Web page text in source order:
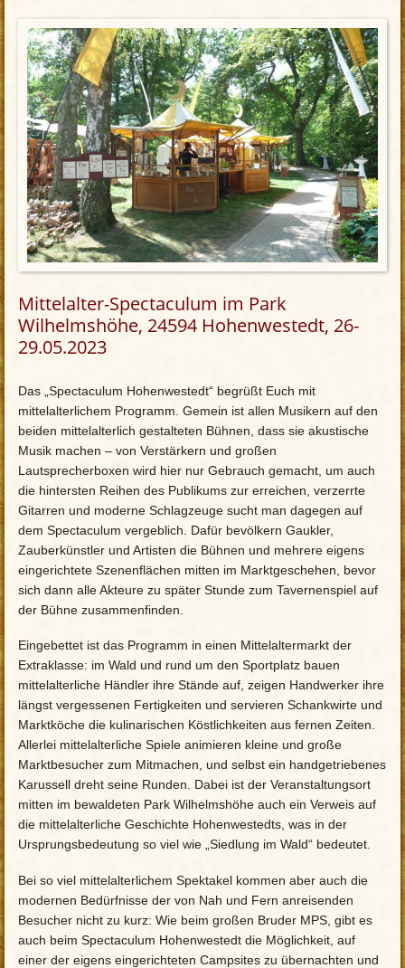
Mittelalter-Spectaculum im Park
Wilhelmshöhe, 24594 Hohenwestedt, 26-
29.05.2023
Das „Spectaculum Hohenwestedt“ begrüßt Euch mit
mittelalterlichem Programm. Gemein ist allen Musikern auf den
beiden mittelalterlich gestalteten Bühnen, dass sie akustische
Musik machen – von Verstärkern und großen
Lautsprecherboxen wird hier nur Gebrauch gemacht, um auch
die hintersten Reihen des Publikums zur erreichen, verzerrte
Gitarren und moderne Schlagzeuge sucht man dagegen auf
dem Spectaculum vergeblich. Dafür bevölkern Gaukler,
Zauberkünstler und Artisten die Bühnen und mehrere eigens
eingerichtete Szenenflächen mitten im Marktgeschehen, bevor
sich dann alle Akteure zu später Stunde zum Tavernenspiel auf
der Bühne zusammenfinden.
Eingebettet ist das Programm in einen Mittelaltermarkt der
Extraklasse: im Wald und rund um den Sportplatz bauen
mittelalterliche Händler ihre Stände auf, zeigen Handwerker ihre
längst vergessenen Fertigkeiten und servieren Schankwirte und
Marktköche die kulinarischen Köstlichkeiten aus fernen Zeiten.
Allerlei mittelalterliche Spiele animieren kleine und große
Marktbesucher zum Mitmachen, und selbst ein handgetriebenes
Karussell dreht seine Runden. Dabei ist der Veranstaltungsort
mitten im bewaldeten Park Wilhelmshöhe auch ein Verweis auf
die mittelalterliche Geschichte Hohenwestedts, was in der
Ursprungsbedeutung so viel wie „Siedlung im Wald“ bedeutet.
Bei so viel mittelalterlichem Spektakel kommen aber auch die
modernen Bedürfnisse der von Nah und Fern anreisenden
Besucher nicht zu kurz: Wie beim großen Bruder MPS, gibt es
auch beim Spectaculum Hohenwestedt die Möglichkeit, auf
einer der eigens eingerichteten Campsites zu übernachten und